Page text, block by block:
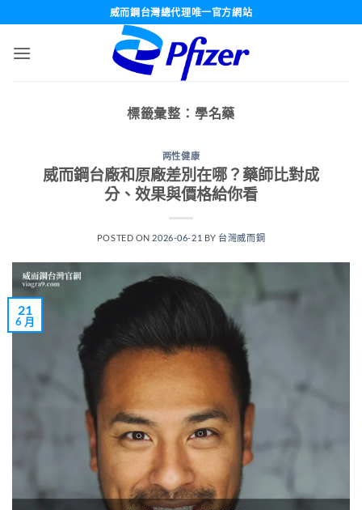
威而鋼台灣總代理唯一官方網站
標籤彙整： 學名藥
两性健康
威而鋼台廠和原廠差別在哪？藥師比對成
分、效果與價格給你看
POSTED ON 2026-06-21 BY 台灣威而鋼
21
6 月